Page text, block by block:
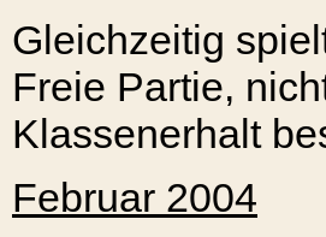
Gleichzeitig
Freie Partie,
Klassenerhalt
Februar 2004